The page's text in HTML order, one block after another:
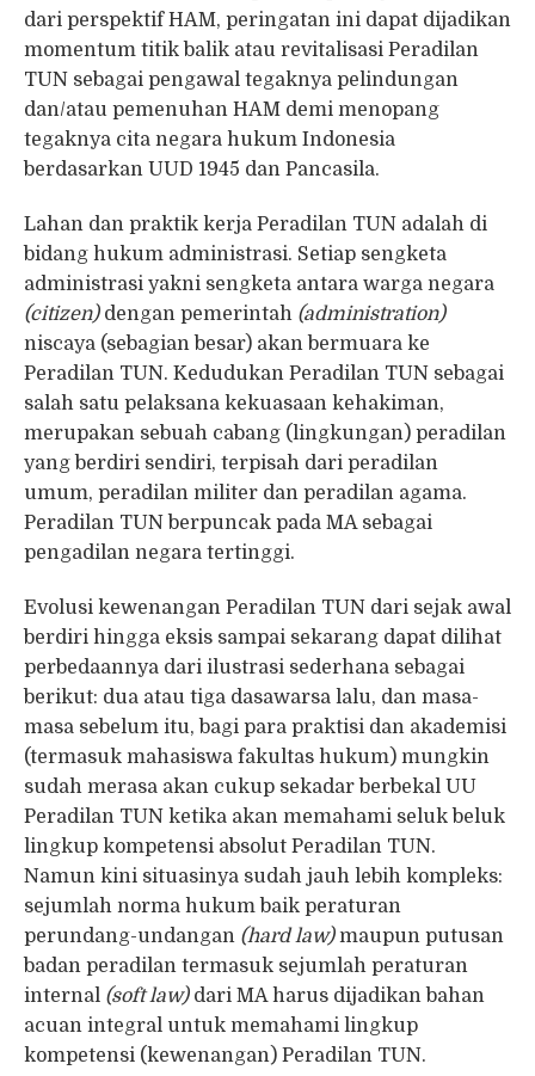
dari perspektif HAM, peringatan ini dapat dijadikan
momentum titik balik atau revitalisasi Peradilan
TUN sebagai pengawal tegaknya pelindungan
dan/atau pemenuhan HAM demi menopang
tegaknya cita negara hukum Indonesia
berdasarkan UUD 1945 dan Pancasila.
Lahan dan praktik kerja Peradilan TUN adalah di
bidang hukum administrasi. Setiap sengketa
administrasi yakni sengketa antara warga negara
(citizen)dengan pemerintah (administration)
niscaya (sebagian besar) akan bermuara ke
Peradilan TUN. Kedudukan Peradilan TUN sebagai
salah satu pelaksana kekuasaan kehakiman,
merupakan sebuah cabang (lingkungan) peradilan
yang berdiri sendiri, terpisah dari peradilan
umum, peradilan militer dan peradilan agama.
Peradilan TUN berpuncak pada MA sebagai
pengadilan negara tertinggi.
Evolusi kewenangan Peradilan TUN dari sejak awal
berdiri hingga eksis sampai sekarang dapat dilihat
perbedaannya dari ilustrasi sederhana sebagai
berikut: dua atau tiga dasawarsa lalu, dan masa-
masa sebelum itu, bagi para praktisi dan akademisi
(termasuk mahasiswa fakultas hukum) mungkin
sudah merasa akan cukup sekadar berbekal UU
Peradilan TUN ketika akan memahami seluk beluk
lingkup kompetensi absolut Peradilan TUN.
Namun kini situasinya sudah jauh lebih kompleks:
sejumlah norma hukum baik peraturan
perundang-undangan (hard law)maupun putusan
badan peradilan termasuk sejumlah peraturan
internal (soft law)dari MA harus dijadikan bahan
acuan integral untuk memahami lingkup
kompetensi (kewenangan) Peradilan TUN.